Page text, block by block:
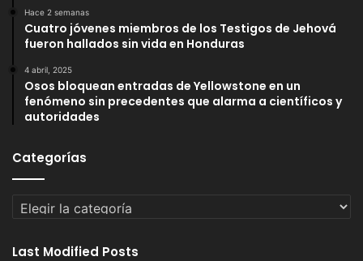
Hace 2 semanas
Cuatro jóvenes miembros de los Testigos de Jehová
fueron hallados sin vida en Honduras
4 abril, 2025
Osos bloquean entradas de Yellowstone en un
fenómeno sin precedentes que alarma a científicos y
autoridades
Categorías
Categorías
Last Modified Posts